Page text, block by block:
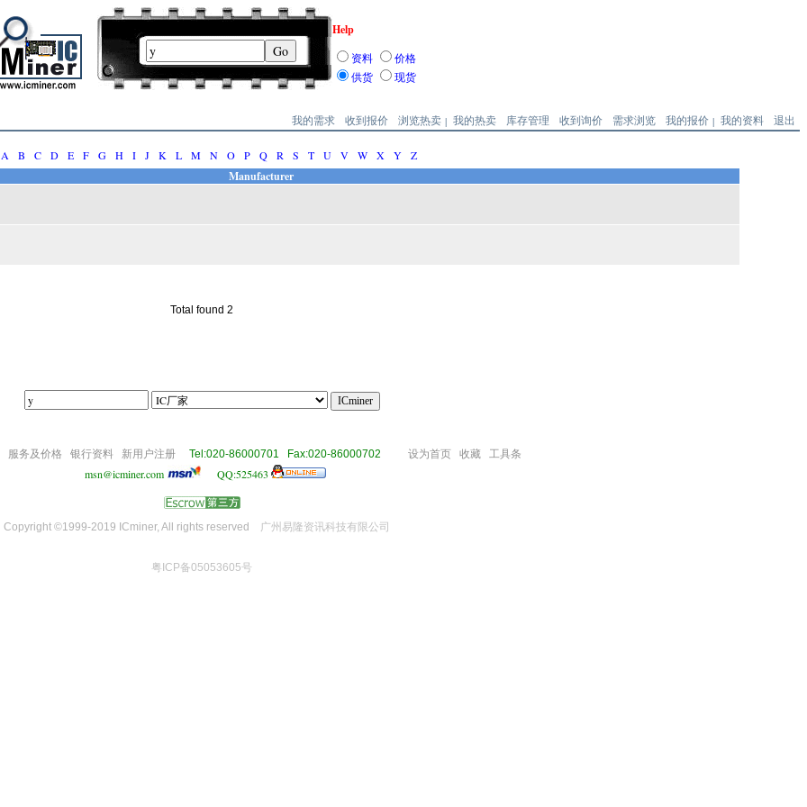
Help
资料
价格
供货
现货
我的需求 收到报价 浏览热卖 | 我的热卖 库存管理 收到询价 需求浏览 我的报价 | 我的资料 退出
A B C D E F G H I J K L M N O P Q R S T U V W X Y Z
Manufacturer
Total found 2
服务及价格 银行资料 新用户注册 Tel:020-86000701 Fax:020-86000702 设为首页 收藏 工具条
msn@icminer.com QQ:525463
Copyright ©1999-2019 ICminer, All rights reserved 广州易隆资讯科技有限公司
粤ICP备05053605号